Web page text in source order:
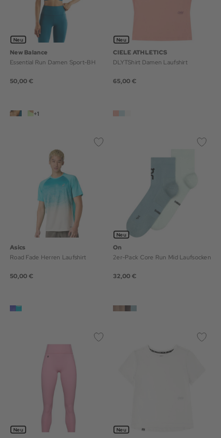
Neu
New Balance
Essential Run Damen Sport-BH
50,00 €
+1
Neu
CIELE ATHLETICS
DLYTShirt Damen Laufshirt
65,00 €
Asics
Road Fade Herren Laufshirt
50,00 €
Neu
On
2er-Pack Core Run Mid Laufsocken
32,00 €
Neu Neu